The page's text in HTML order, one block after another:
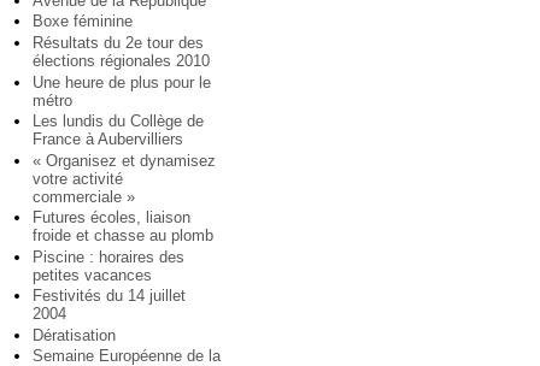
Boxe féminine
Résultats du 2e tour des
élections régionales 2010
Une heure de plus pour le
métro
Les lundis du Collège de
France à Aubervilliers
« Organisez et dynamisez
votre activité
commerciale »
Futures écoles, liaison
froide et chasse au plomb
Piscine : horaires des
petites vacances
Festivités du 14 juillet
2004
Dératisation
Semaine Européenne de la